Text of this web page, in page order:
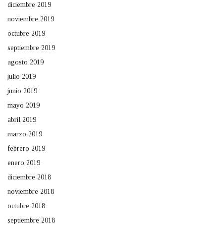
diciembre 2019
noviembre 2019
octubre 2019
septiembre 2019
agosto 2019
julio 2019
junio 2019
mayo 2019
abril 2019
marzo 2019
febrero 2019
enero 2019
diciembre 2018
noviembre 2018
octubre 2018
septiembre 2018